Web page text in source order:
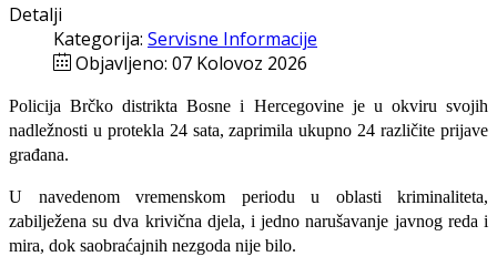
Detalji
Kategorija: Servisne Informacije
Objavljeno: 07 Kolovoz 2026
Policija Brčko distrikta Bosne i Hercegovine je u okviru svojih
nadležnosti u protekla 24 sata, zaprimila ukupno 24 različite prijave
građana.
U navedenom vremenskom periodu u oblasti kriminaliteta,
zabilježena su dva krivična djela, i jedno narušavanje javnog reda i
mira, dok saobraćajnih nezgoda nije bilo.